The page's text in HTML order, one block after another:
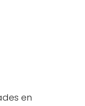
en